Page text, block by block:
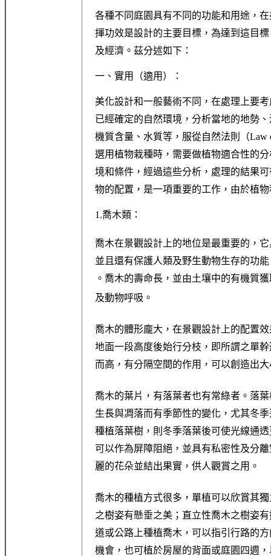
各種不同庭園具有不同的功能和用途，
揮功效是設計的主要目標，為達到這目
及經濟。茲分述如下：
一、實用（適用）：
美化設計和一般藝術不同，在處理上要
已經確定的自然環境，分析當地的地勢
機質含量、水質等，服從自然法則（
選用植物栽種時，需要做植物適合性的
境和條件，經過這些分析，處理的結果
物的配置，是一項重要的工作，由於植
1.喬木類：
喬木在景觀設計上的地位是最重要的，
並且還有保護人類及野生動物生存的功
。喬木的壽命長，並由土壤中的有機質
及動物呼吸。
喬木的體形龐大，在景觀設計上的配置
地面一段高度後始行分枝，即所謂之單
而高，有分隔空間的作用，可以創造出
喬木的葉片，有落葉者也有常綠者。落
生長與凋落而有季節性的變化，尤其冬
種植落葉樹，則冬季落葉後可使光線通
可以作為屏障阻絕，並具有私密性及分
麗的花朵並結出果實，供人觀賞之用。
喬木的種植方式很多，單植可以欣賞其
之樹姿有懸垂之美；直立性喬木之樹姿
道或公路上種植喬木，可以指引行路的
機會，也可植於房屋的背面或庭園四週